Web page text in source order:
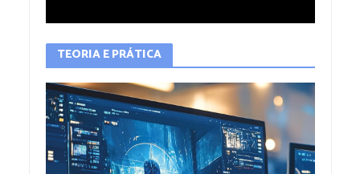
TEORIA E PRÁTICA